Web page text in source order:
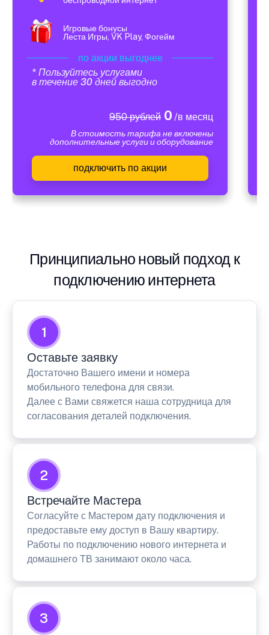
Игровые бонусы
Леста Игры, VK Play, Фогейм
по акции выгоднее
* Пользуйтесь услугами
в течение 30 дней выгодно
950 рублей0 /в месяц
В стоимость тарифа не включены
дополнительные услуги и оборудование
подключить по акции
Принципиально новый подход к
подключению интернета
1
Оставьте заявку
Достаточно Вашего имени и номера
мобильного телефона для связи.
Далее с Вами свяжется наша сотрудница для
согласования деталей подключения.
2
Встречайте Мастера
Согласуйте с Мастером дату подключения и
предоставьте ему доступ в Вашу квартиру.
Работы по подключению нового интернета и
домашнего ТВ занимают около часа.
3